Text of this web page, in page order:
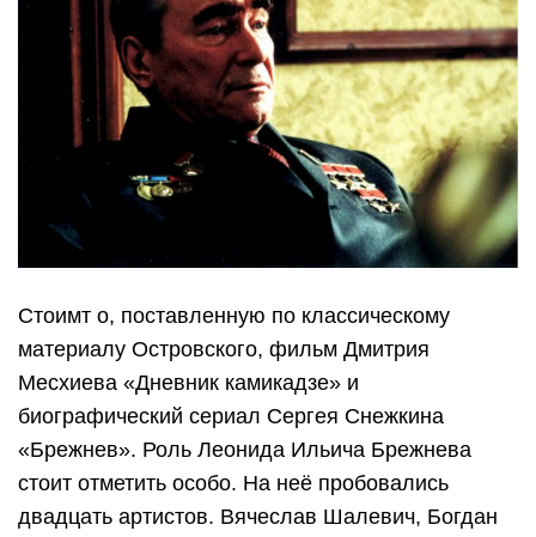
Стоимт о, поставленную по классическому
материалу Островского, фильм Дмитрия
Месхиева «Дневник камикадзе» и
биографический сериал Сергея Снежкина
«Брежнев». Роль Леонида Ильича Брежнева
стоит отметить особо. На неё пробовались
двадцать артистов. Вячеслав Шалевич, Богдан